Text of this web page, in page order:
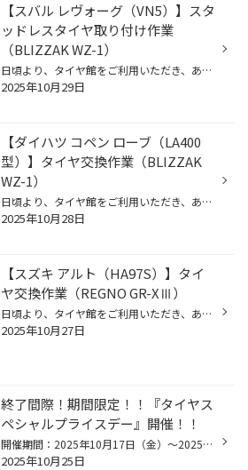
【スバル レヴォーグ（VN5）】スタ
ッドレスタイヤ取り付け作業
（BLIZZAK WZ-1）
日頃より、タイヤ館をご利用いただき、ありがとうございます。 さて、当店と同じチェーン店の近隣タイヤ館店舗で作業いたしましたタイヤ交換作業をご紹介します。 （WEB掲載をご快諾いただきましたお客様！大変感謝しております。 いつもご愛顧いただき誠にありがとうございます！！） おクルマ：ス...
2025年10月29日
【ダイハツ コペン ローブ（LA400
型）】タイヤ交換作業（BLIZZAK
WZ-1）
日頃より、タイヤ館をご利用いただき、ありがとうございます。 さて、当店と同じチェーン店の近隣タイヤ館店舗で作業いたしましたタイヤ交換作業をご紹介します。 （WEB掲載をご快諾いただきましたお客様！大変感謝しております。 いつもご愛顧いただき誠にありがとうございます！！） おクルマ：ダ...
2025年10月28日
【スズキ アルト（HA97S）】タイ
ヤ交換作業（REGNO GR-XⅢ）
日頃より、タイヤ館をご利用いただき、ありがとうございます。 さて、当店と同じチェーン店の近隣タイヤ館店舗で作業いたしましたタイヤ交換作業をご紹介します。 （WEB掲載をご快諾いただきましたお客様！大変感謝しております。 いつもご愛顧いただき誠にありがとうございます！！） おクルマ：ス...
2025年10月27日
終了間際！期間限定！！『タイヤス
ペシャルプライスデー』開催！！
開催期間：2025年10月17日（金）～2025年10月26日（日）こんにちは、いつも当店をご利用いただきましてありがとうございます。タイヤ館では期間限定！ サイズ限定！！ 数量限定！！！人気のエコピア・NEWNO・セイバーリングがお得です！今回からは何とスタッドレスタイヤもVRX3が限定追加です！お得...
2025年10月25日